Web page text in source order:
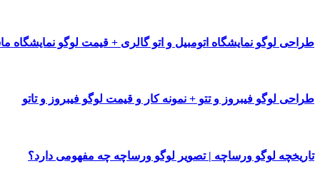
طراحی لوگو نمایشگاه اتومبیل و اتو گالری + قیمت لوگو نمایشگاه
طراحی لوگو فیبروز و تتو + نمونه کار و قیمت لوگو فیبروز و تاتو
تاریخچه لوگو ورساچه | تصویر لوگو ورساچه چه مفهومی دارد؟